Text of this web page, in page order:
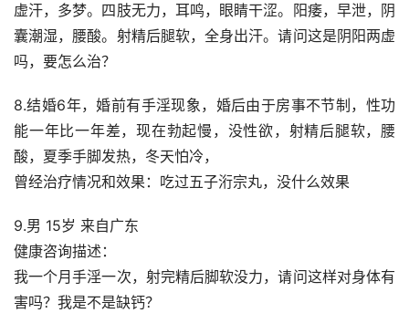
虚汗，多梦。四肢无力，耳鸣，眼睛干涩。阳痿，早泄，阴
囊潮湿，腰酸。射精后腿软，全身出汗。请问这是阴阳两虚
吗，要怎么治？
8.结婚6年，婚前有手淫现象，婚后由于房事不节制，性功
能一年比一年差，现在勃起慢，没性欲，射精后腿软，腰
酸，夏季手脚发热，冬天怕冷，
曾经治疗情况和效果：吃过五子洐宗丸，没什么效果
9.男 15岁 来自广东
健康咨询描述：
我一个月手淫一次，射完精后脚软没力，请问这样对身体有
害吗？我是不是缺钙？